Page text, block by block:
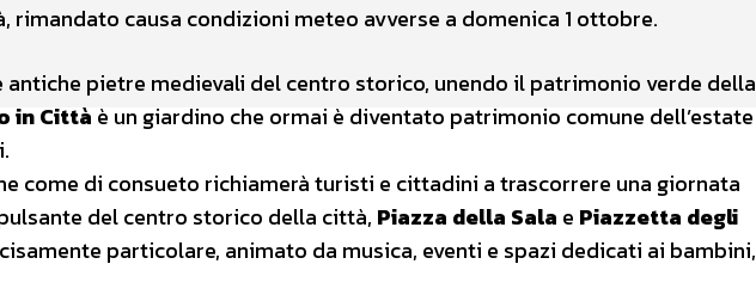
rimandato causa condizioni meteo avverse a domenica 1 ottobre.
antiche pietre medievali del centro storico, unendo il patrimonio verde della
in Città è un giardino che ormai è diventato patrimonio comune dell’estate
come di consueto richiamerà turisti e cittadini a trascorrere una giornata
del centro storico della città, Piazza della Sala e Piazzetta degli
particolare, animato da musica, eventi e spazi dedicati ai bambini,